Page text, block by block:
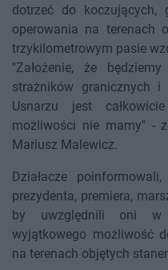
dotrzeć do
operowania na terenach
trzykilometrowym pasie
"Założenie, że
strażników granicznych
Usnarzu jest
możliwości nie mamy" -
Mariusz Malewicz.
Działacze
prezydenta, premiera,
by uwzględnili oni w
wyjątkowego możliwość
na terenach objętych